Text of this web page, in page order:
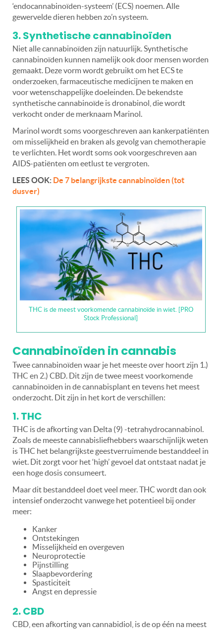
‘endocannabinoïden-systeem’ (ECS) noemen. Alle
gewervelde dieren hebben zo’n systeem.
3. Synthetische cannabinoïden
Niet alle cannabinoïden zijn natuurlijk. Synthetische
cannabinoïden kunnen namelijk ook door mensen worden
gemaakt. Deze vorm wordt gebruikt om het ECS te
onderzoeken, farmaceutische medicijnen te maken en
voor wetenschappelijke doeleinden. De bekendste
synthetische cannabinoïde is dronabinol, die wordt
verkocht onder de merknaam Marinol.
Marinol wordt soms voorgeschreven aan kankerpatiënten
om misselijkheid en braken als gevolg van chemotherapie
te verlichten. Het wordt soms ook voorgeschreven aan
AIDS-patiënten om eetlust te vergroten.
LEES OOK: De 7 belangrijkste cannabinoïden (tot
dusver)
THC is de meest voorkomende cannabinoïde in wiet. [PRO
Stock Professional]
Cannabinoïden in cannabis
Twee cannabinoïden waar je het meeste over hoort zijn 1.)
THC en 2.) CBD. Dit zijn de twee meest voorkomende
cannabinoïden in de cannabisplant en tevens het meest
onderzocht. Dit zijn in het kort de verschillen:
1. THC
THC is de afkorting van Delta (9) -tetrahydrocannabinol.
Zoals de meeste cannabisliefhebbers waarschijnlijk weten
is THC het belangrijkste geestverruimende bestanddeel in
wiet. Dit zorgt voor het ‘high’ gevoel dat ontstaat nadat je
een hoge dosis consumeert.
Maar dit bestanddeel doet veel meer. THC wordt dan ook
intensief onderzocht vanwege het potentieel bij onder
meer:
Kanker
Ontstekingen
Misselijkheid en overgeven
Neuroprotectie
Pijnstilling
Slaapbevordering
Spasticiteit
Angst en depressie
2. CBD
CBD, een afkorting van cannabidiol, is de op één na meest